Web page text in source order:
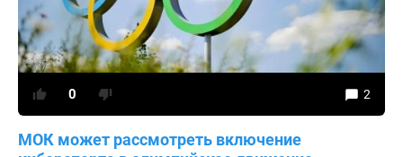
МОК может рассмотреть включение
0 2